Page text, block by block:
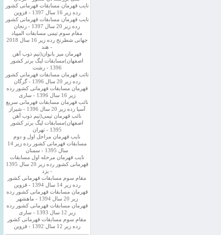
نایب قهرمان مسابقات قهرمانی کشور
رده زیر 16 سال 1397 - قزوین
نایب قهرمان مسابقات قهرمانی کشور
رده زیر 20 سال 1397 - زنجان
مقام سوم تیمی مسابقات المپیاد
جهانی شطرنج رده زیر 16 سال 2018
- هند
قهرمان میز بانوان(تیم ذوب آهن
اصفهان)مسابقات لیگ برتر کشور
1396 - رشت
نائب قهرمان مسابقات قهرمانی کشور
رده زیر 20 سال 1396 - گرگان
قهرمان مسابقات قهرمانی کشور رده
زیر 16 سال 1396 - ساری
نائب قهرمان مسابقات قهرمانی سریع
آسیا رده زیر 20 سال 1396 - شیراز
نائب قهرمان تیمی(تیم ذوب آهن
اصفهان)مسابقات لیگ برتر کشور
1395 - تهران
نایب قهرمان مراحل اول و دوم
مسابقات قهرمانی کشور رده زیر 14
سال 1395 - سمنان
نایب قهرمان مرحله اول مسابقات
قهرمانی کشور رده زیر 20 سال 1395
- یزد
مقام سوم مسابقات قهرمانی کشور
رده زیر 14 سال 1394 - قزوین
قهرمان مسابقات قهرمانی کشور رده
زیر 20 سال 1394 - ماهشهر
قهرمان مسابقات قهرمانی کشور رده
زیر 12 سال 1393 - ساری
مقام سوم مسابقات قهرمانی کشور
رده زیر 12 سال 1392 - قزوین